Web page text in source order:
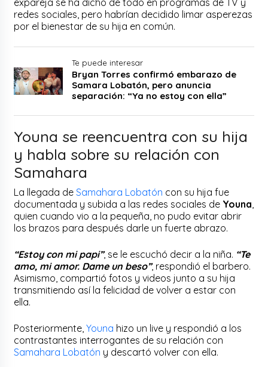
redes sociales, pero habrían decidido limar asperezas
por el bienestar de su hija en común.
Te puede interesar
Bryan Torres confirmó embarazo de
Samara Lobatón, pero anuncia
separación: “Ya no estoy con ella”
Youna se reencuentra con su hija
y habla sobre su relación con
Samahara
La llegada deSamahara Lobatón con su hija fue
documentada y subida a las redes sociales de Youna
quien cuando vio a la pequeña, no pudo evitar abrir
los brazos para después darle un fuerte abrazo.
“Estoy con mi papi”, se le escuchó decir a la niña. “Te
amo, mi amor. Dame un beso”, respondió el barbero.
Asimismo, compartió fotos y videos junto a su hija
transmitiendo así la felicidad de volver a estar con
ella.
Posteriormente,Youna hizo un live y respondió a los
contrastantes interrogantes de su relación con
Samahara Lobatón y descartó volver con ella.